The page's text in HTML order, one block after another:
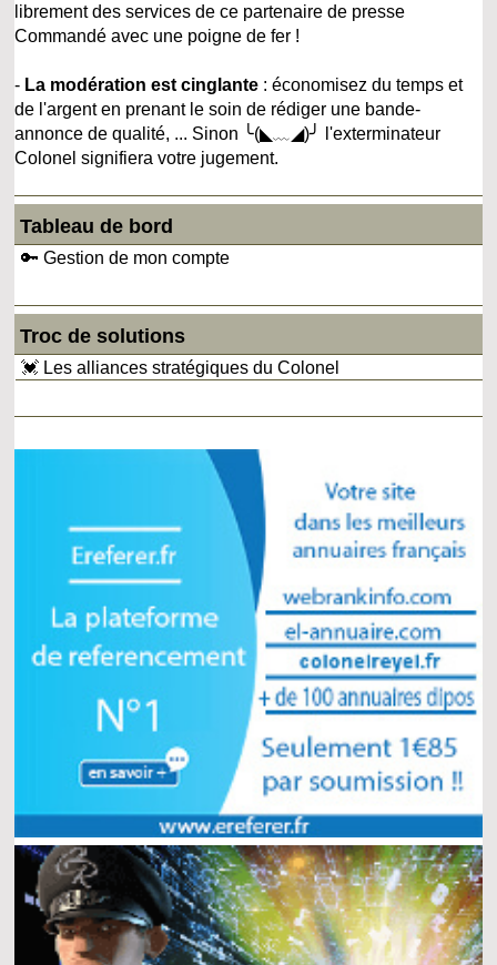
librement des services de ce partenaire de presse
Commandé avec une poigne de fer !
- La modération est cinglante : économisez du temps et
de l'argent en prenant le soin de rédiger une bande-
annonce de qualité, ... Sinon ╰(◣﹏◢)╯ l'exterminateur
Colonel signifiera votre jugement.
Tableau de bord
🔑 Gestion de mon compte
Troc de solutions
💓 Les alliances stratégiques du Colonel